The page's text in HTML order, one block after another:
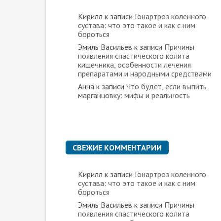
Кирилл к записи Гонартроз коленного
сустава: что это такое и как с ним
бороться
Эмиль Васильев к записи Причины
появления спастического колита
кишечника, особенности лечения
препаратами и народными средствами
Анна к записи Что будет, если выпить
марганцовку: мифы и реальность
СВЕЖИЕ КОММЕНТАРИИ
Кирилл к записи Гонартроз коленного
сустава: что это такое и как с ним
бороться
Эмиль Васильев к записи Причины
появления спастического колита